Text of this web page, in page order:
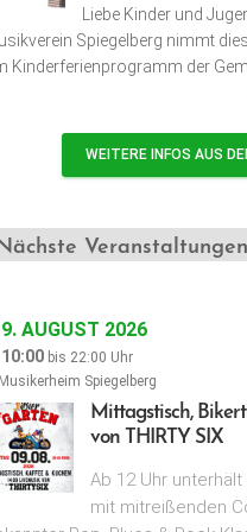
Liebe Kinder und
Spiegelberg nimmt
Kinderferienprogramm der
WEITERE INFOS AUS
Veranstaltungen
9. AUGUST 2026
10:00 bis 22:00 Uhr
Spiegelberg
Mittagstisch,
von THIRTY SIX
Ab 12 Uhr unterhält
mit mitreißenden